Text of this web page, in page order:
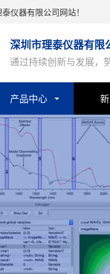
仪器有限公司网站！
深圳市理泰仪器有限
通过持续创新与发展，
产品中心